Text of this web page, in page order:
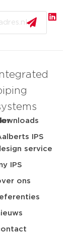
IPS
service
IPS
ons